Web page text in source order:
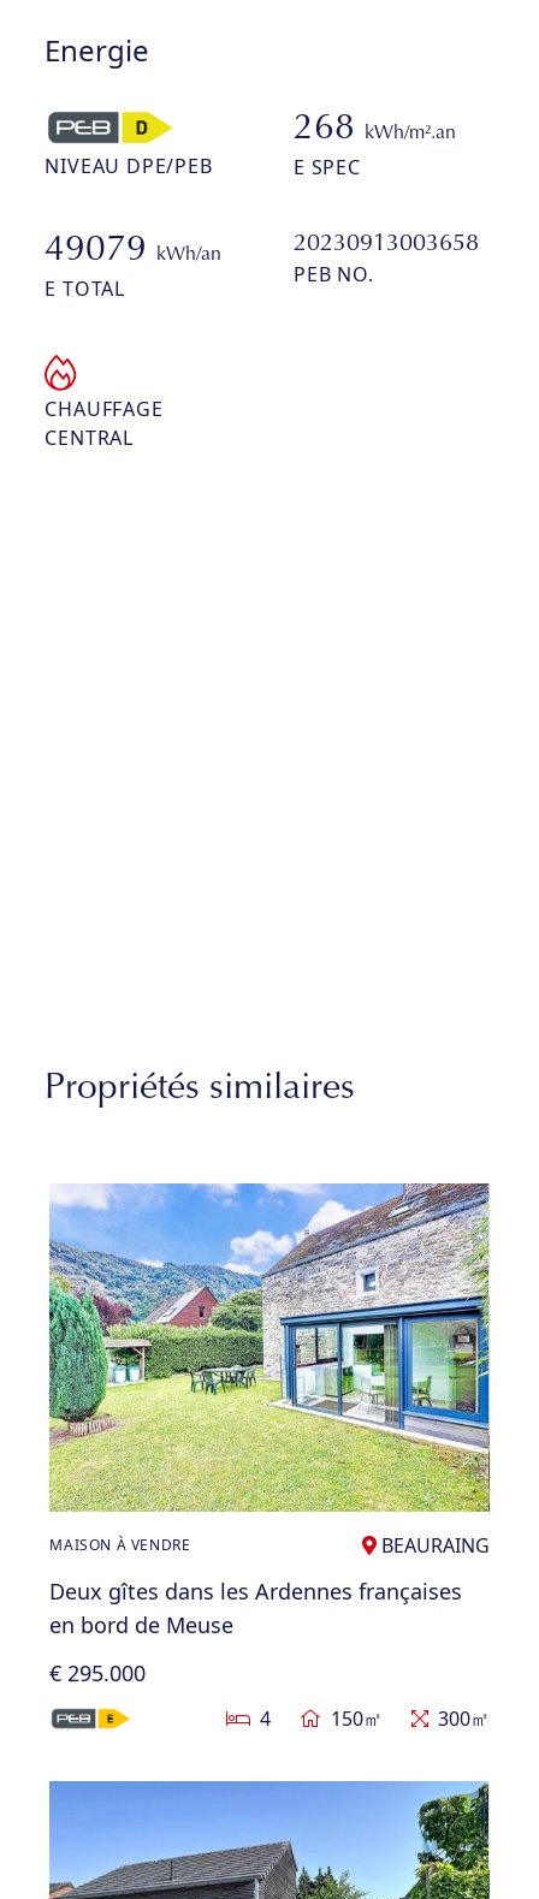
Energie
NIVEAU DPE/PEB
268 kWh/m².an
E SPEC
49079 kWh/an
E TOTAL
20230913003658
PEB NO.
CHAUFFAGE
CENTRAL
Propriétés similaires
MAISON À VENDRE BEAURAING
Deux gîtes dans les Ardennes françaises
en bord de Meuse
€ 295.000
4 150㎡ 300㎡